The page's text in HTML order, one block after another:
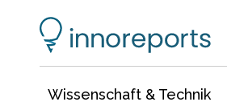
Wissenschaft & Technik